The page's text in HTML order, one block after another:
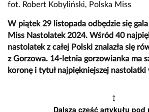
fot. Robert Kobyliński, Polska Miss
W piątek 29 listopada odbędzie się
Miss Nastolatek 2024. Wśród 40
nastolatek z całej Polski znalazła się
z Gorzowa. 14-letnia gorzowianka ma
koronę i tytuł najpiękniejszej nastolatki
↕
Dalsza część artykułu pod